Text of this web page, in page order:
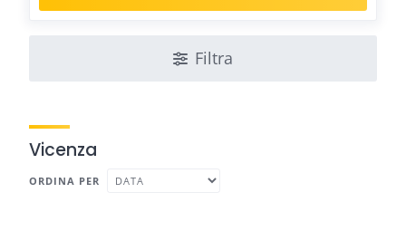
Filtra
Vicenza
ORDINA PER